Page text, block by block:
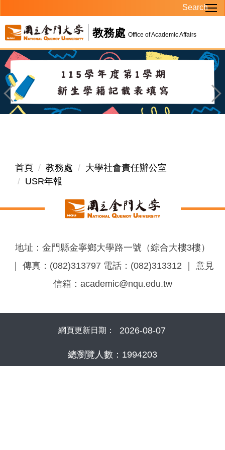
到
主
要
內
容
區
教務處 Office of Academic Affairs
Search
首頁 教務處
大學社會責任辦公室
USR年報
地址：金門縣金寧鄉大學路一號（綜合大樓3樓）
｜ 傳真：(082)313797 電話：(082)313312 ｜ 意見
信箱：academic@nqu.edu.tw
網頁更新日期： 2026-08-07
總瀏覽人數： 1994203